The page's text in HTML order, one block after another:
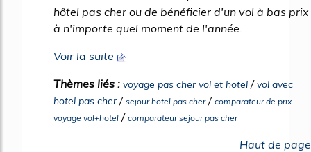
hôtel pas cher ou de bénéficier d'un vol à bas prix
à n'importe quel moment de l'année.
Voir la suite
Thèmes liés : voyage pas cher vol et hotel /vol avec
hotel pas cher/ sejour hotel pas cher/ comparateur de prix
voyage vol+hotel / comparateur sejour pas cher
Haut de page